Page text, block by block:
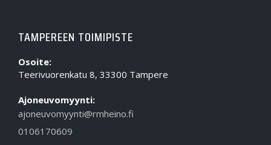
TAMPEREEN TOIMIPISTE
Osoite:
Teerivuorenkatu 8, 33300 Tampere
Ajoneuvomyynti:
ajoneuvomyynti@rmheino.fi
0106170609